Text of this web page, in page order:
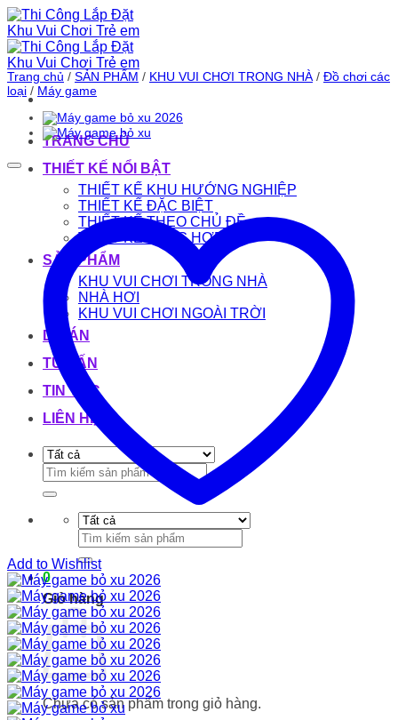
Bỏ
qua
nội
dung
TRANG CHỦ
THIẾT KẾ NỔI BẬT
THIẾT KẾ KHU HƯỚNG NGHIỆP
THIẾT KẾ ĐẶC BIỆT
THIẾT KẾ THEO CHỦ ĐỀ
THIẾT KẾ TỔNG HỢP
SẢN PHẨM
KHU VUI CHƠI TRONG NHÀ
NHÀ HƠI
KHU VUI CHƠI NGOÀI TRỜI
DỰ ÁN
TƯ VẤN
TIN TỨC
LIÊN HỆ
Tìm
kiếm:
Tìm
kiếm:
0
Giỏ hàng
Chưa có sản phẩm trong giỏ hàng.
Trang chủ / SẢN PHẨM / KHU VUI CHƠI TRONG NHÀ / Đồ chơi các
loại / Máy game
Add to Wishlist